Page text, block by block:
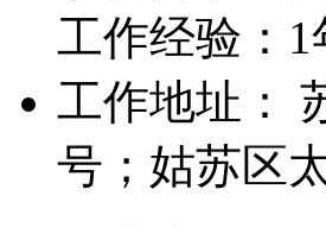
工作经验：1
工作地址：
号；姑苏区